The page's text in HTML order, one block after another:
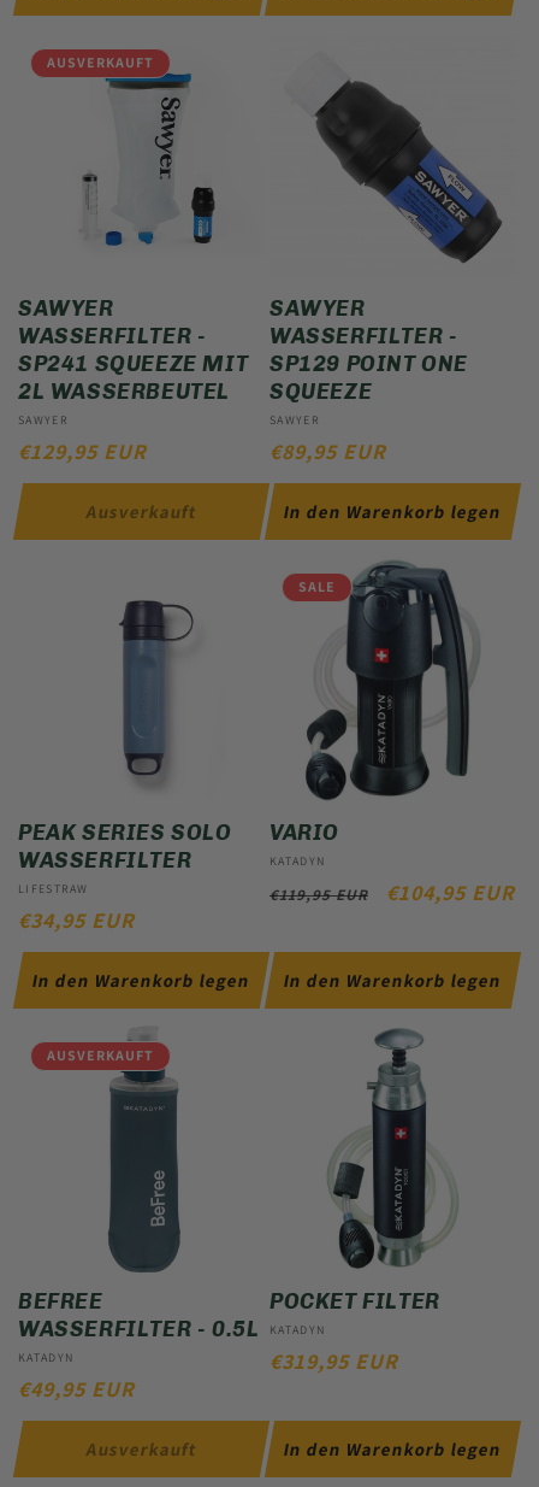
AUSVERKAUFT
SAWYER
WASSERFILTER -
SP241 SQUEEZE MIT
2L WASSERBEUTEL
Anbieter:
SAWYER
NORMALER
PREIS
€129,95 EUR
Ausverkauft
SAWYER
WASSERFILTER -
SP129 POINT ONE
SQUEEZE
Anbieter:
SAWYER
NORMALER
PREIS
€89,95 EUR
In den Warenkorb legen
PEAK SERIES SOLO
WASSERFILTER
Anbieter:
LIFESTRAW
NORMALER
PREIS
€34,95 EUR
In den Warenkorb legen
SALE
VARIO
Anbieter:
KATADYN
NORMALER
€119,95 EUR €104,95 EUR
In den Warenkorb legen
AUSVERKAUFT
BEFREE
WASSERFILTER - 0.5L
Anbieter:
KATADYN
NORMALER
PREIS
€49,95 EUR
Ausverkauft
POCKET FILTER
Anbieter:
KATADYN
NORMALER
€319,95 EUR
In den Warenkorb legen